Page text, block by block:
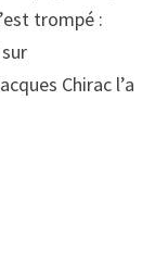
trompé :
Chirac l’a